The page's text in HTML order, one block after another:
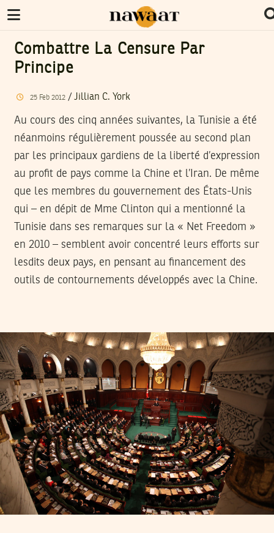
Combattre La Censure Par
Principe
25 Feb 2012/ Jillian C. York
Au cours des cinq années suivantes, la Tunisie a été
néanmoins régulièrement poussée au second plan
par les principaux gardiens de la liberté d’expression
au profit de pays comme la Chine et l’Iran. De même
que les membres du gouvernement des États-Unis
qui – en dépit de Mme Clinton qui a mentionné la
Tunisie dans ses remarques sur la « Net Freedom »
en 2010 – semblent avoir concentré leurs efforts sur
lesdits deux pays, en pensant au financement des
outils de contournements développés avec la Chine.